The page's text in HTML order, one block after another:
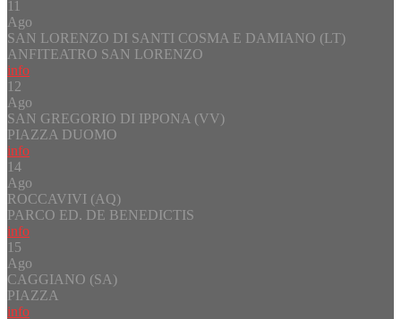
11
Ago
SAN LORENZO DI SANTI COSMA E DAMIANO (LT)
ANFITEATRO SAN LORENZO
info
12
Ago
SAN GREGORIO DI IPPONA (VV)
PIAZZA DUOMO
info
14
Ago
ROCCAVIVI (AQ)
PARCO ED. DE BENEDICTIS
info
15
Ago
CAGGIANO (SA)
PIAZZA
info